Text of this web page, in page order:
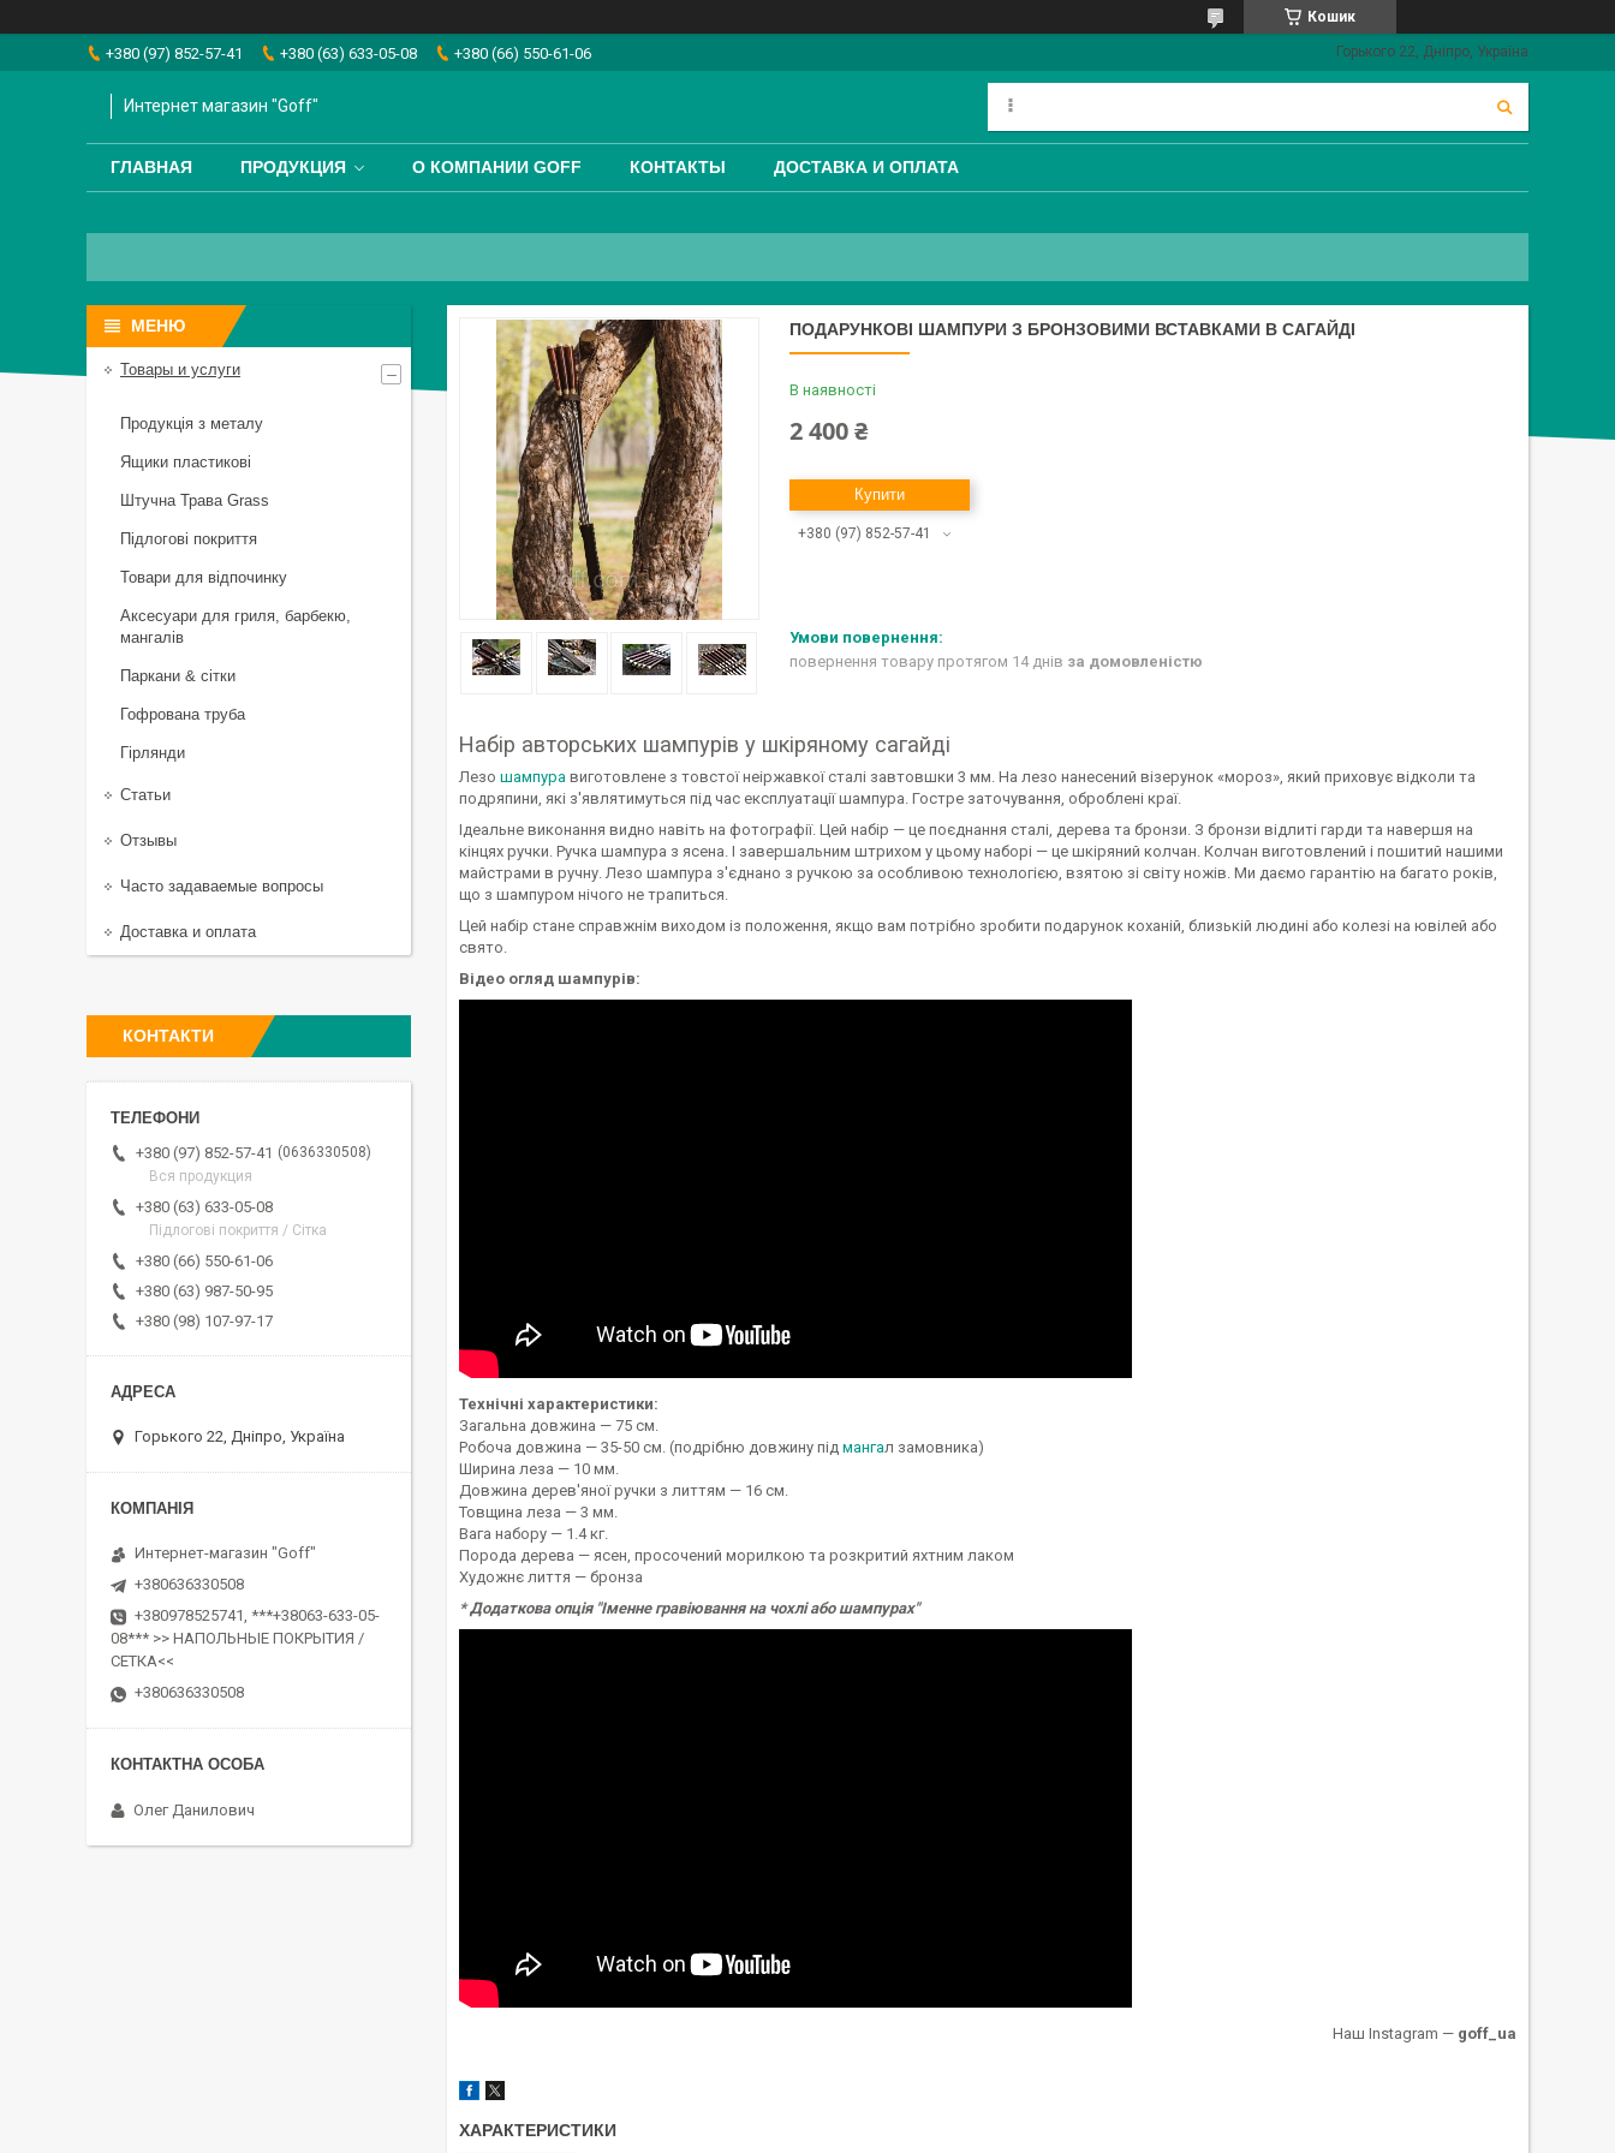
Кошик
+380 (97) 852-57-41 +380 (63) 633-05-08 +380 (66) 550-61-06 Горького 22, Дніпро, Україна
Интернет магазин "Goff"
ГЛАВНАЯ ПРОДУКЦИЯ О КОМПАНИИ GOFF КОНТАКТЫ ДОСТАВКА И ОПЛАТА
ПОДАРУНКОВІ ШАМПУРИ З БРОНЗОВИМИ ВСТАВКАМИ В САГАЙДІ
В наявності
2 400 ₴
Купити
+380 (97) 852-57-41
повернення товару протягом 14 днів за домовленістю
Набір авторських шампурів у шкіряному сагайді
Лезо шампура виготовлене з товстої неіржавкої сталі завтовшки 3 мм. На лезо нанесений візерунок «мороз», який приховує відколи та
подряпини, які з'являтимуться під час експлуатації шампура. Гостре заточування, оброблені краї.
Ідеальне виконання видно навіть на фотографії. Цей набір — це поєднання сталі, дерева та бронзи. З бронзи відлиті гарди та навершя на
кінцях ручки. Ручка шампура з ясена. І завершальним штрихом у цьому наборі — це шкіряний колчан. Колчан виготовлений і пошитий нашими
майстрами в ручну. Лезо шампура з'єднано з ручкою за особливою технологією, взятою зі світу ножів. Ми даємо гарантію на багато років,
що з шампуром нічого не трапиться.
Цей набір стане справжнім виходом із положення, якщо вам потрібно зробити подарунок коханій, близькій людині або колезі на ювілей або
свято.
Відео огляд шампурів:
Технічні характеристики:
Загальна довжина — 75 см.
Робоча довжина — 35-50 см. (подрібню довжину під мангал замовника)
Ширина леза — 10 мм.
Довжина дерев'яної ручки з литтям — 16 см.
Товщина леза — 3 мм.
Вага набору — 1.4 кг.
Порода дерева — ясен, просочений морилкою та розкритий яхтним лаком
Художнє лиття — бронза
* Додаткова опція "Іменне гравіювання на чохлі або шампурах"
Наш Instagram — goff_ua
ХАРАКТЕРИСТИКИ
Товары и услуги
Продукція з металу
Ящики пластикові
Штучна Трава Grass
Підлогові покриття
Товари для відпочинку
Аксесуари для гриля, барбекю,
мангалів
Паркани & сітки
Гофрована труба
Гірлянди
Статьи
Отзывы
Часто задаваемые вопросы
Доставка и оплата
КОНТАКТИ
+380 (97) 852-57-41
0636330508
Вся продукция
+380 (63) 633-05-08
Підлогові покриття / Сітка
+380 (66) 550-61-06
+380 (63) 987-50-95
+380 (98) 107-97-17
Горького 22, Дніпро, Україна
Интернет-магазин "Goff"
+380636330508
+380978525741, ***+38063-633-05-
08*** >> НАПОЛЬНЫЕ ПОКРЫТИЯ /
СЕТКА<<
+380636330508
Олег Данилович